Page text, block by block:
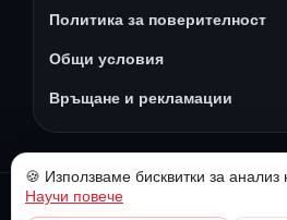
Политика за поверителност
Общи условия
Връщане и рекламации
© 2026 Hik
🍪 Използваме бисквитки за анализ
Научи повече